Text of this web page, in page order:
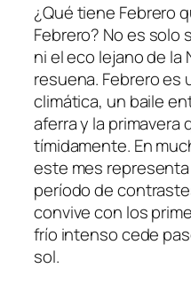
¿Qué tiene Febrero
Febrero? No es solo
ni el eco lejano de la
resuena. Febrero es
climática, un baile
aferra y la primavera
tímidamente. En
este mes
período de
convive con los
frío intenso cede
sol.